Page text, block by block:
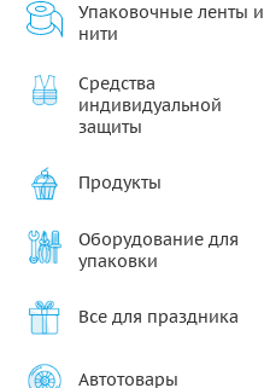
Упаковочные ленты и
нити
Средства
индивидуальной
защиты
Продукты
Оборудование для
упаковки
Все для праздника
Автотовары